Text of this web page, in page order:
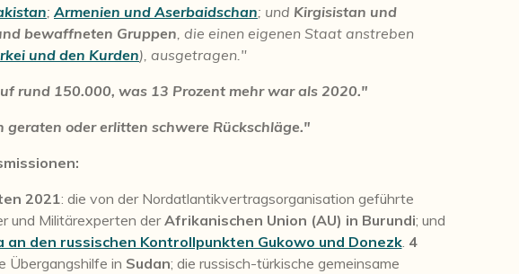
; Armenien und Aserbaidschan; und Kirgisistan und
bewaffneten Gruppen , die einen eigenen Staat anstreben
und den Kurden), ausgetragen."
rund 150.000, was 13 Prozent mehr war als 2020."
geraten oder erlitten schwere Rückschläge."
2021: die von der Nordatlantikvertragsorganisation geführte
und Militärexperten derAfrikanischen Union (AU) in Burundi; und
den russischen Kontrollpunkten Gukowo und Donezk. 4
Übergangshilfe in Sudan; die russisch-türkische gemeinsame